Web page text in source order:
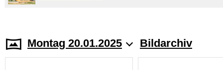
Montag 20.01.2025 Bildarchiv